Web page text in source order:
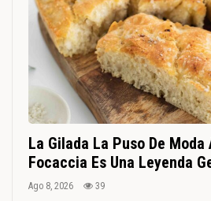
La Gilada La Puso De Moda
Focaccia Es Una Leyenda
Ago 8, 2026 39